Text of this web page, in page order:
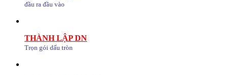
đầu ra đầu vào
THÀNH LẬP DN
Trọn gói dấu tròn